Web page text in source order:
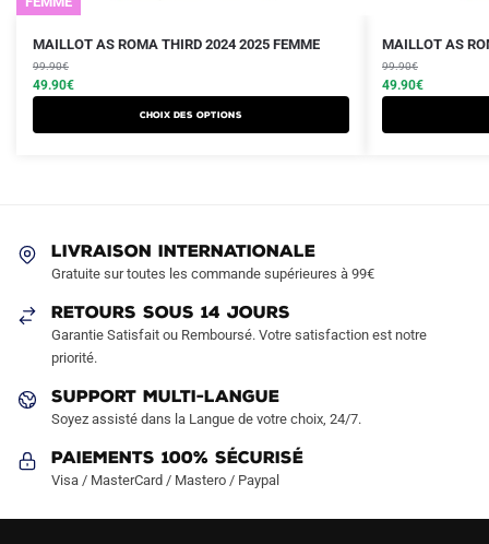
MAILLOT AS ROMA THIRD 2024 2025 FEMME
99.90€
Le
prix
initial
était :
49.90€
Le
prix
actuel
est :
Choix des options
Ce
produit
a
être
choisies
sur
page
produit
MAILLOT AS
99.90€
Le
prix
initial
était :
49.90€
Le
prix
actuel
est :
Ce
produit
a
la
LIVRAISON INTERNATIONALE
Gratuite sur toutes les commande supérieures à 99€
RETOURS SOUS 14 JOURS
Garantie Satisfait ou Remboursé. Votre satisfaction est notre
priorité.
SUPPORT MULTI-LANGUE
Soyez assisté dans la Langue de votre choix, 24/7.
Paiements 100% Sécurisé
Visa / MasterCard / Mastero / Paypal